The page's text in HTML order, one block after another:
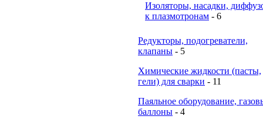
Изоляторы, насадки,
к плазмотронам - 6
Редукторы, подогреватели,
клапаны - 5
Химические жидкости (пасты,
гели) для сварки - 11
Паяльное оборудование,
баллоны - 4